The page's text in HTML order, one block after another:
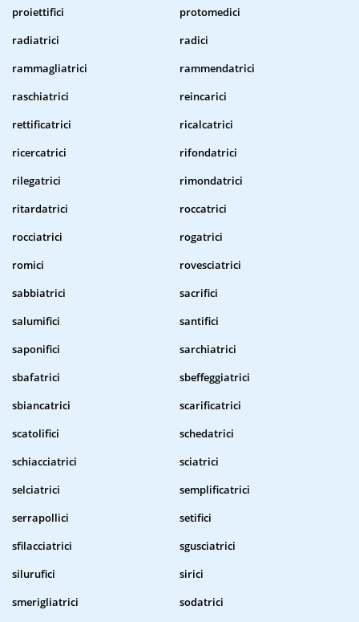
proiettifici
protomedici
radiatrici
radici
rammagliatrici
rammendatrici
raschiatrici
reincarici
rettificatrici
ricalcatrici
ricercatrici
rifondatrici
rilegatrici
rimondatrici
ritardatrici
roccatrici
rocciatrici
rogatrici
romici
rovesciatrici
sabbiatrici
sacrifici
salumifici
santifici
saponifici
sarchiatrici
sbafatrici
sbeffeggiatrici
sbiancatrici
scarificatrici
scatolifici
schedatrici
schiacciatrici
sciatrici
selciatrici
semplificatrici
serrapollici
setifici
sfilacciatrici
sgusciatrici
silurufici
sirici
smerigliatrici
sodatrici